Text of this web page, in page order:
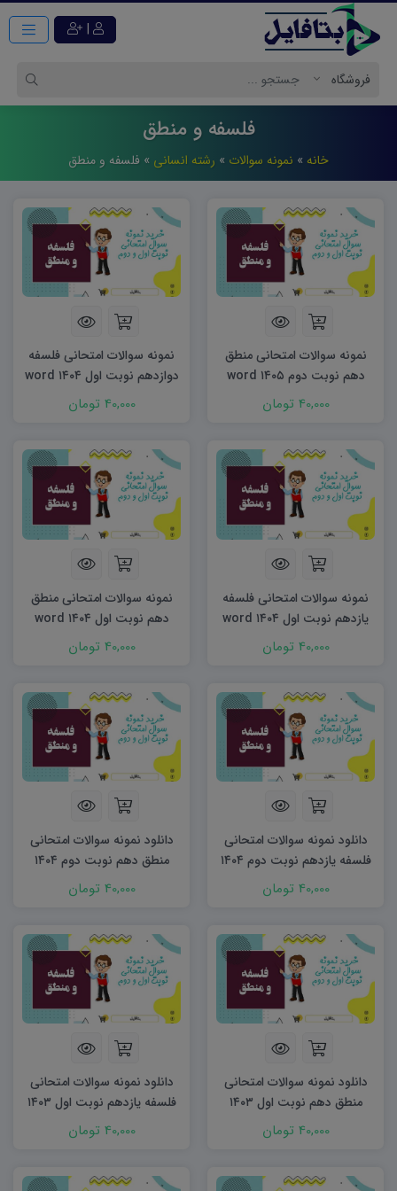
|
فلسفه و منطق
خانه » نمونه سوالات » رشته انسانی » فلسفه و منطق
نمونه سوالات امتحانی منطق
دهم نوبت دوم ۱۴۰۵ word
40,000 تومان
نمونه سوالات امتحانی فلسفه
دوازدهم نوبت اول ۱۴۰۴ word
40,000 تومان
نمونه سوالات امتحانی فلسفه
یازدهم نوبت اول ۱۴۰۴ word
40,000 تومان
نمونه سوالات امتحانی منطق
دهم نوبت اول ۱۴۰۴ word
40,000 تومان
دانلود نمونه سوالات امتحانی
فلسفه یازدهم نوبت دوم ۱۴۰۴
word40,000 تومان
دانلود نمونه سوالات امتحانی
منطق دهم نوبت دوم ۱۴۰۴
word40,000 تومان
دانلود نمونه سوالات امتحانی
منطق دهم نوبت اول ۱۴۰۳
word40,000 تومان
دانلود نمونه سوالات امتحانی
فلسفه یازدهم نوبت اول ۱۴۰۳
word40,000 تومان